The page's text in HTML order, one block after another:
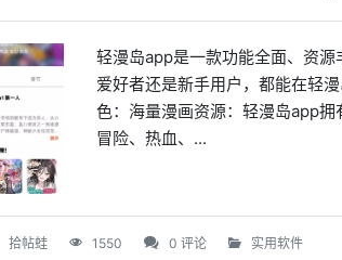
轻漫岛app是一款功能全面、资
爱好者还是新手用户，都能在轻
色：海量漫画资源：轻漫岛app拥
冒险、热血、...
拾帖蛙 1550 0 评论 实用软件